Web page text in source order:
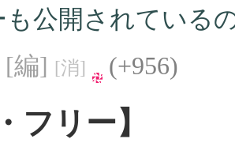
も公開されている
[編] [消] (+956)
フリー】